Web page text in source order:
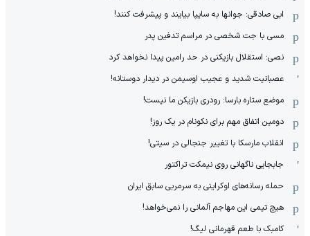
ابی صادقی: جوانها به سایپا بیایند و پیشرفت کنند!
مسی با جت شخصی در مراسم تدفین پدر
نصی: استقلال بازیکنی در حد رامین پیدا نخواهد کرد
عصبانیت شدید و عجیب اوسیمن در دیدار دوستانه!
موضع ستاره بارسا: رودری بازیکن ما نیست!
دومین اتفاق مهم برای نکونام در یک روز!
انقلاب مارسکا با تغییر جنجالی در سیتی!
جابجایی ناگهانی روی نیمکت تراکتور
حمله رسانه‌های اوکراینی به سرمربی سابق ایران
هیچ‌ تیمی این مهاجم آلمانی را نمی‌خواهد!
کامبک با طعم قهرمانی لیگ!